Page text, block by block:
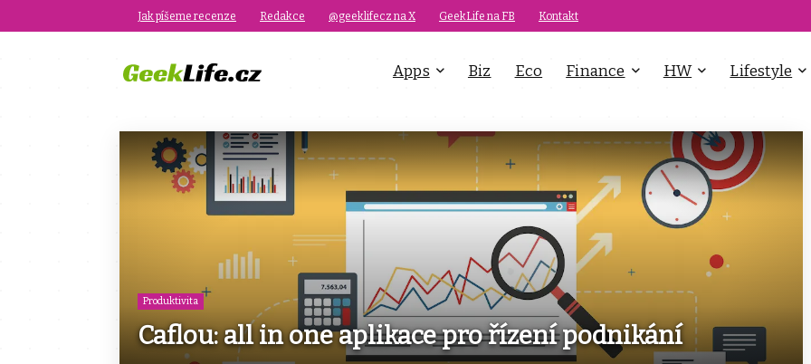
Jak píšeme recenze Redakce @geeklifecz na X GeekLife na FB Kontakt
Apps Biz Eco Finance HW Lifestyle
Produktivita
Caflou: all in one aplikace pro řízení podnikání